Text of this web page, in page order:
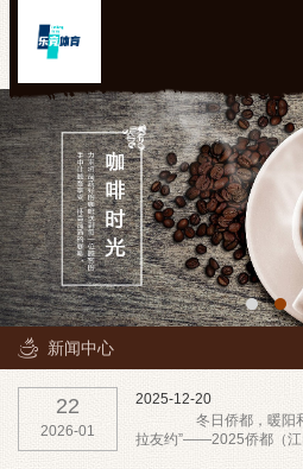
新闻中心
22
2026-01
2025-12-20
拉友约”——2025侨都（江